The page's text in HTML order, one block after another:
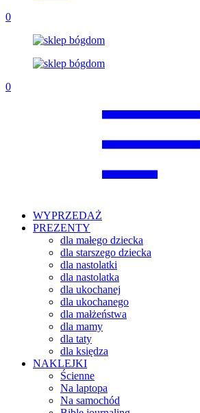
0
0
WYPRZEDAŻ
PREZENTY
dla małego dziecka
dla starszego dziecka
dla nastolatki
dla nastolatka
dla ukochanej
dla ukochanego
dla małżeństwa
dla mamy
dla taty
dla księdza
NAKLEJKI
Ścienne
Na laptopa
Na samochód